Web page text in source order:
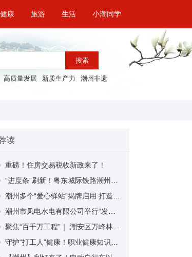
健康 旅游 生活 小潮同学
搜索
高质量发展 新质生产力 潮州非遗
读
重磅！住房交易税收新政来了！